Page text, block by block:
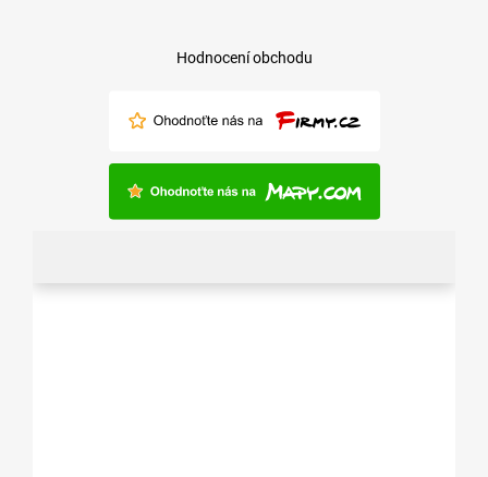
Hodnocení obchodu